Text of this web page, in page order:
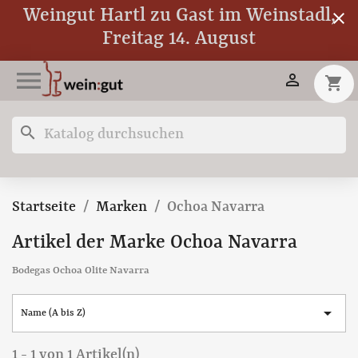
Weingut Hartl zu Gast im Weinstadl,
Freitag 14. August
close
 shopping_cart

search
Startseite Marken Ochoa Navarra
Artikel der Marke Ochoa Navarra
Bodegas Ochoa Olite Navarra
Name (A bis Z) 